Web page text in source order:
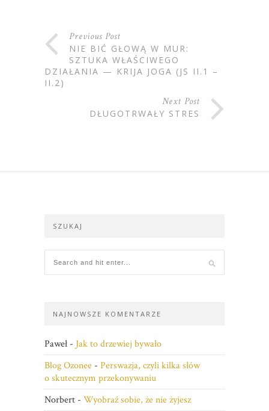
Previous Post
NIE BIĆ GŁOWĄ W MUR:
SZTUKA WŁAŚCIWEGO
DZIAŁANIA — KRIJA JOGA (JS II.1 –
II.2)
Next Post
DŁUGOTRWAŁY STRES
SZUKAJ
NAJNOWSZE KOMENTARZE
Paweł - Jak to drzewiej bywało
Blog Ozonee - Perswazja, czyli kilka słów
o skutecznym przekonywaniu
Norbert - Wyobraź sobie, że nie żyjesz